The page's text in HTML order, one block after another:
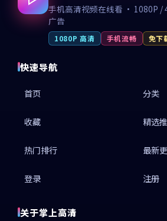
手机高清视频在线看 · 1080P /
广告
1080P 高清 手机流畅 免下
快速导航
首页 分类
收藏 精选
热门排行 最新
登录 注册
关于掌上高清